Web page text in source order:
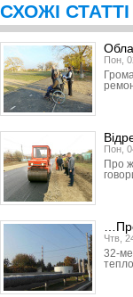
СХОЖІ СТАТТІ
Пон,
Пон,
Про
Чтв,
32-